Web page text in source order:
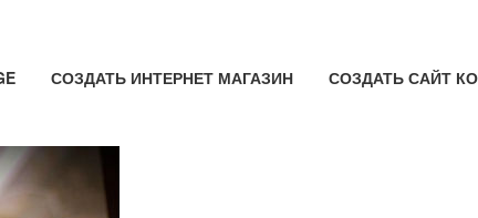
СОЗДАТЬ ИНТЕРНЕТ МАГАЗИН СОЗДАТЬ САЙТ